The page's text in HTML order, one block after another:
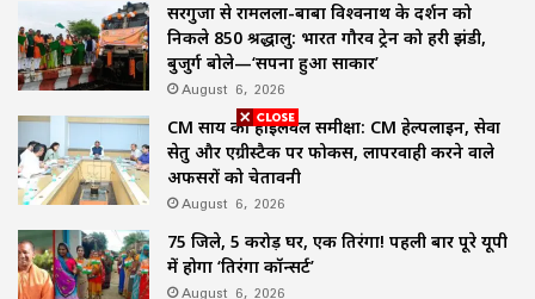
सरगुजा से रामलला-बाबा विश्वनाथ के दर्शन को
निकले 850 श्रद्धालु: भारत गौरव ट्रेन को हरी झंडी,
बुजुर्ग बोले—‘सपना हुआ साकार’
August 6, 2026
CM साय की हाईलेवल समीक्षा: CM हेल्पलाइन, सेवा
सेतु और एग्रीस्टैक पर फोकस, लापरवाही करने वाले
अफसरों को चेतावनी
August 6, 2026
75 जिले, 5 करोड़ घर, एक तिरंगा! पहली बार पूरे यूपी
में होगा ‘तिरंगा कॉन्सर्ट’
August 6, 2026